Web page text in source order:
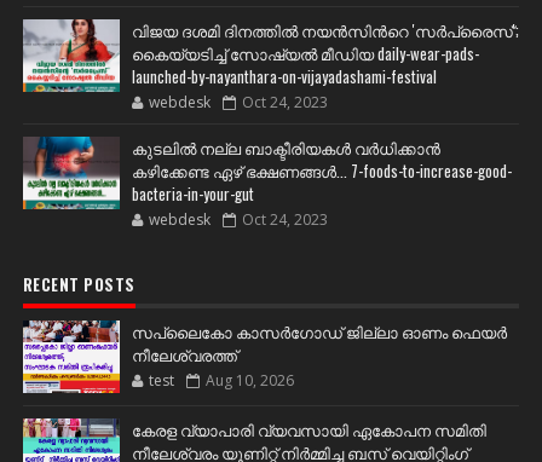
വിജയ ദശമി ദിനത്തില്‍ നയന്‍സിന്‍റെ 'സര്‍പ്രൈസ്';
കൈയ്യടിച്ച് സോഷ്യല്‍ മീഡിയ daily-wear-pads-
launched-by-nayanthara-on-vijayadashami-festival
webdesk Oct 24, 2023
കുടലിൽ നല്ല ബാക്ടീരിയകൾ വര്‍ധിക്കാന്‍
കഴിക്കേണ്ട ഏഴ് ഭക്ഷണങ്ങള്‍... 7-foods-to-increase-good-
bacteria-in-your-gut
webdesk Oct 24, 2023
RECENT POSTS
സപ്ലൈകോ കാസർഗോഡ് ജില്ലാ ഓണം ഫെയർ
നീലേശ്വരത്ത്
test Aug 10, 2026
കേരള വ്യാപാരി വ്യവസായി ഏകോപന സമിതി
നീലേശ്വരം യൂണിറ്റ് നിർമ്മിച്ച ബസ് വെയിറ്റിംഗ്